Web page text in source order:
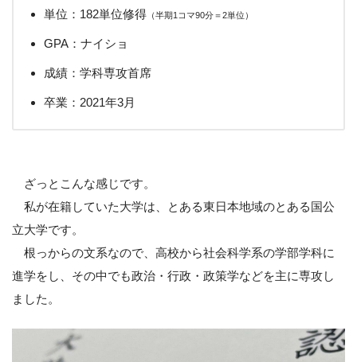
単位：182単位修得 （半期1コマ90分＝2単位）
GPA：ナイショ
成績：学科専攻首席
卒業：2021年3月
ざっとこんな感じです。
私が在籍していた大学は、とある東日本地域のとある国公
立大学です。
根っからの文系なので、高校から社会科学系の学部学科に
進学をし、その中でも政治・行政・政策学などを主に専攻し
ました。